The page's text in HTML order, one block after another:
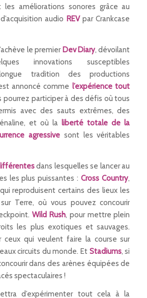
les améliorations sonores grâce au
audio REVpar Crankcase
le premier Dev Diary, dévoilant
innovations susceptibles
tradition des productions
annoncé comme l’expérience tout
pourrez participer à des défis où tous
avec des sauts extrêmes, des
et où laliberté totale de la
agressivesont les véritables
dans lesquelles se lancer au
les plus puissantes :Cross Country,
reproduisent certains des lieux les
Terre, où vous pouvez concourir
Wild Rush, pour mettre plein
les plus exotiques et sauvages.
ceux qui veulent faire la course sur
circuits du monde. Et Stadiums, si
dans des arènes équipées de
spectaculaires !
d’expérimenter tout cela à la